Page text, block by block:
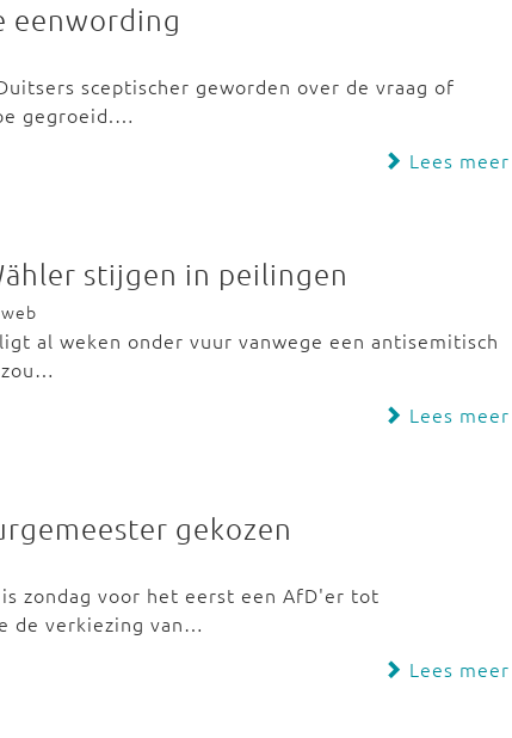
eenwording
sceptischer geworden over de vraag of
gegroeid.…
Lees meer
stijgen in peilingen
al weken onder vuur vanwege een antisemitisch
Lees meer
gekozen
zondag voor het eerst een AfD'er tot
de verkiezing van…
Lees meer